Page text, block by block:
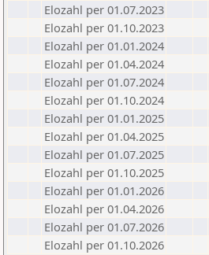
Elozahl per 01.07.2023
Elozahl per 01.10.2023
Elozahl per 01.01.2024
Elozahl per 01.04.2024
Elozahl per 01.07.2024
Elozahl per 01.10.2024
Elozahl per 01.01.2025
Elozahl per 01.04.2025
Elozahl per 01.07.2025
Elozahl per 01.10.2025
Elozahl per 01.01.2026
Elozahl per 01.04.2026
Elozahl per 01.07.2026
Elozahl per 01.10.2026